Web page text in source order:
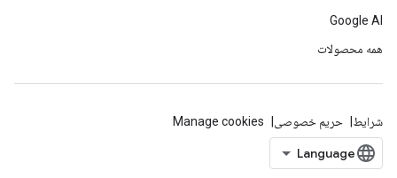
Google AI
همه محصولات
شرایط حریم خصوصی Manage cookies